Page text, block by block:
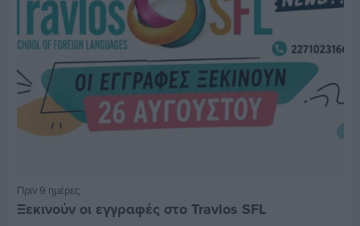
Πριν 9 ημέρες
Ξεκινούν οι εγγραφές στο Travlos SFL